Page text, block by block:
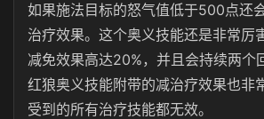
如果施法目标的怒气值低于500点还
治疗效果。这个奥义技能还是非常厉
减免效果高达20%，并且会持续两个
红狼奥义技能附带的减治疗效果也非
受到的所有治疗技能都无效。